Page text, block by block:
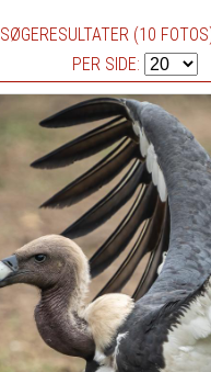
SØGERESULTATER (10
PER SIDE: